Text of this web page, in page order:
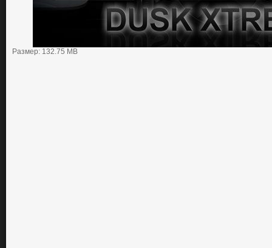
Размер: 132.75 MB